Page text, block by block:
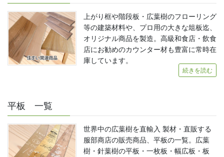
上がり框や階段板・広葉樹のフローリング
等の建築材料や、プロ用の大きな俎板迄、
オリジナル商品を製造。高級和食店・飲食
店にお勧めのカウンター材も豊富に常時在
庫しています。
続きを読む
平板 一覧
世界中の広葉樹を直輸入 製材・直販する
服部商店の販売商品、平板の一覧。広葉
樹・針葉樹の平板・一枚板・幅広板・板